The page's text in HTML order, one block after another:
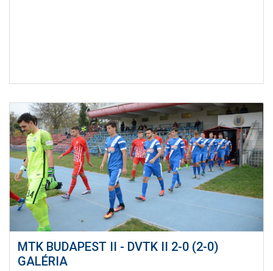
MTK BUDAPEST II - DVTK II 2-0 (2-0)
GALÉRIA